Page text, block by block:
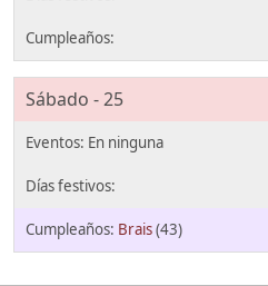
Sábado - 25
Brais(43)